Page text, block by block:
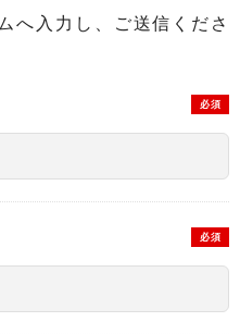
へ入力し、ご送信くださ
必須
必須